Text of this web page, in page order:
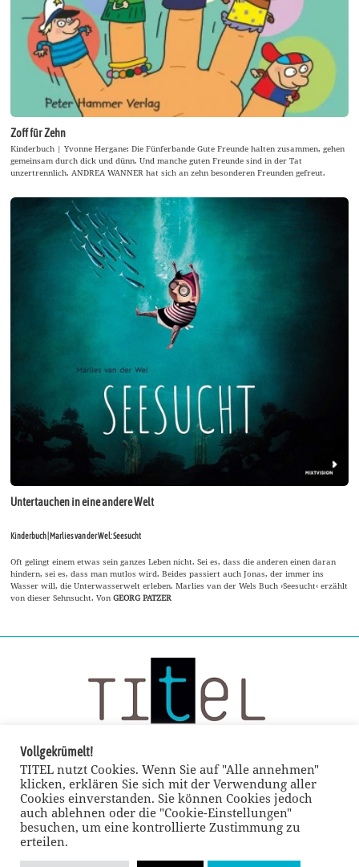
Zoff für Zehn
Kinderbuch | Yvonne Hergane: Die Fünferbande Gute Freunde halten zusammen, gehen
gemeinsam durch dick und dünn. Und manche guten Freunde sind in der Tat
unzertrennlich. ANDREA WANNER hat sich an zehn besonderen Freunden gefreut.
Untertauchen in eine andere Welt
Kinderbuch | Marlies van der Wel: Seesucht
Oft gelingt einem etwas sein ganzes Leben nicht. Sei es, dass die anderen einen daran
hindern, sei es, dass man mutlos wird. Beides passiert auch Jonas, der immer ins
Wasser will, die Unterwasserwelt erleben. Marlies van der Wels Buch ›Seesucht‹ erzählt
von dieser Sehnsucht. VonGEORG PATZER
Vollgekrümelt!
TITEL nutzt Cookies. Wenn Sie auf "Alle annehmen"
klicken, erklären Sie sich mit der Verwendung aller
Cookies einverstanden. Sie können Cookies jedoch
auch ablehnen oder die "Cookie-Einstellungen"
besuchen, um eine kontrollierte Zustimmung zu
erteilen.